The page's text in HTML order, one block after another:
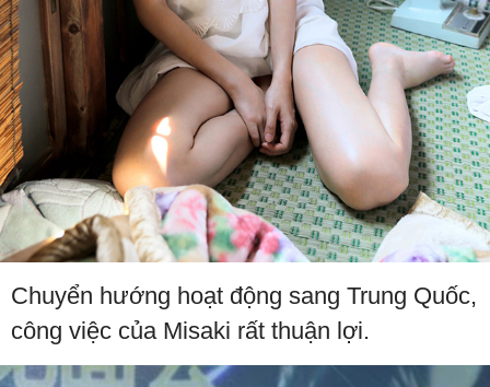
Chuyển hướng hoạt động sang Trung Quốc,
công việc của Misaki rất thuận lợi.